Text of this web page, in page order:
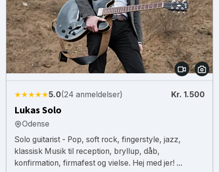
★★★★★5.0(24 anmeldelser) Kr. 1.500
Lukas Solo
Odense
Solo guitarist - Pop, soft rock, fingerstyle, jazz,
klassisk Musik til reception, bryllup, dåb,
konfirmation, firmafest og vielse. Hej med jer! ...